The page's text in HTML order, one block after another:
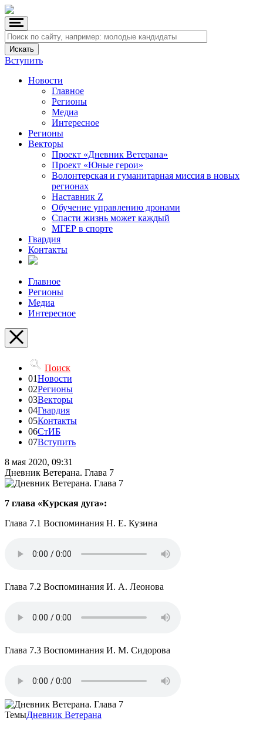
Вступить
Новости
Главное
Регионы
Медиа
Интересное
Регионы
Векторы
Проект «Дневник Ветерана»
Проект «Юные герои»
Волонтерская и гуманитарная миссия в новых
регионах
Наставник Z
Обучение управлению дронами
Спасти жизнь может каждый
МГЕР в спорте
Гвардия
Контакты
Главное
Регионы
Медиа
Интересное
Поиск
01Новости
02Регионы
03Векторы
04Гвардия
05Контакты
06СтИБ
07Вступить
8 мая 2020, 09:31
Дневник Ветерана. Глава 7
7 глава «Курская дуга»:
Глава 7.1 Воспоминания Н. Е. Кузина
Глава 7.2 Воспоминания И. А. Леонова
Глава 7.3 Воспоминания И. М. Сидорова
ТемыДневник Ветерана